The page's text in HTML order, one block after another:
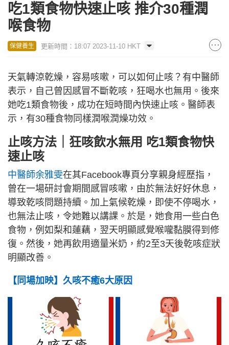
吃1類食物快速止咳 推介30種潤
喉食物
保健養生 更新時間：18:07 2023-11-10 HKT
天氣轉涼乾燥，容易咳嗽，可以如何止咳？有中醫師
表示，自己曾因感冒不斷乾咳，狂喝水也無用。後來
她吃1類食物後，成功在短時間內快速止咳。醫師表
示，有30種食物同樣潤喉潤燥功效。
止咳方法｜狂咳飲水無用 吃1類食物快
速止咳
中醫師余雅雯在其Facebook專頁分享親身經歷指，
曾在一場研討會期間感冒咳嗽，由於無法好好休息，
導致乾咳問題持續。加上氣候乾燥，即使不停喝水，
也無法止咳，令她難以講課。於是，她食用一些白色
食物，例如梨和蓮藕，翌天明顯感覺喉嚨黏膜得到修
復。然後，她再飲用適量米奶，約2至3天後乾咳症狀
明顯改善。
【同場加映】久咳不癒6大原因